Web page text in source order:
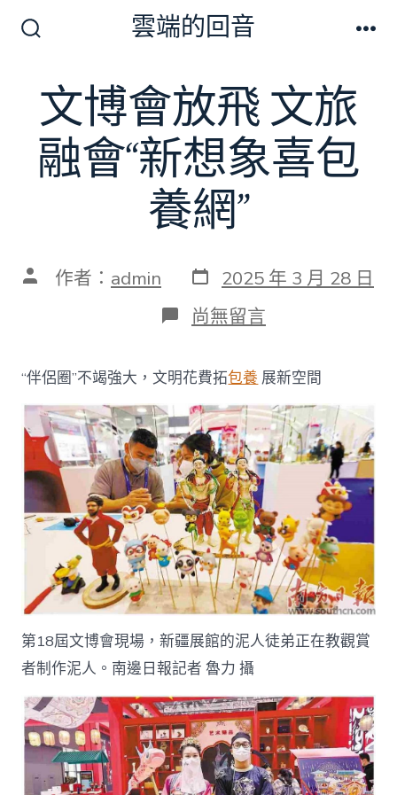
換
開
關
雲端的回音
文博會放飛 文旅
融會“新想象喜包
養網”
文 作者： admin 發
表
日
期
2025 年 3 月 28 日
在
〈文
會
放
飛
文
旅
融
會
“新
想
象
喜
包
養
網”〉
中
尚無留言
“伴侶圈”不竭強大，文明花費拓包養 展新空間
第18屆文博會現場，新疆展館的泥人徒弟正在教觀賞
者制作泥人。南邊日報記者 魯力 攝